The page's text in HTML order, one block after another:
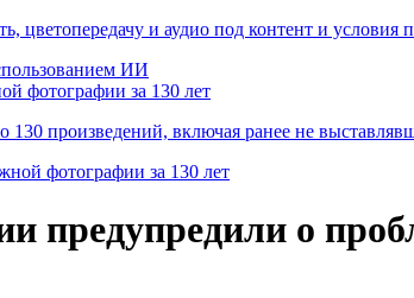
цветопередачу и аудио под контент и условия
фотографии за 130 лет
произведений, включая ранее не
предупредили о